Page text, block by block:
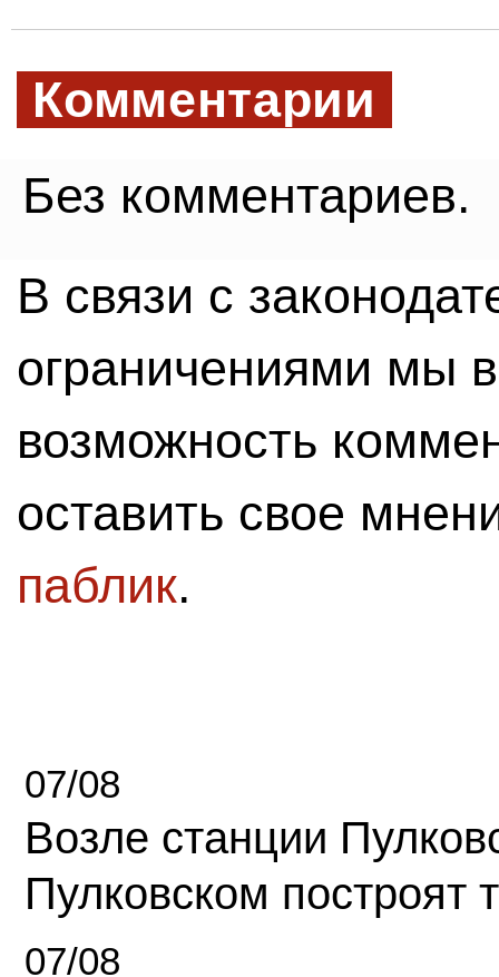
Комментарии
Без комментариев.
В связи с
ограничениями мы
возможность
оставить свое
паблик.
07/08
Возле станции
Пулковском построят
07/08